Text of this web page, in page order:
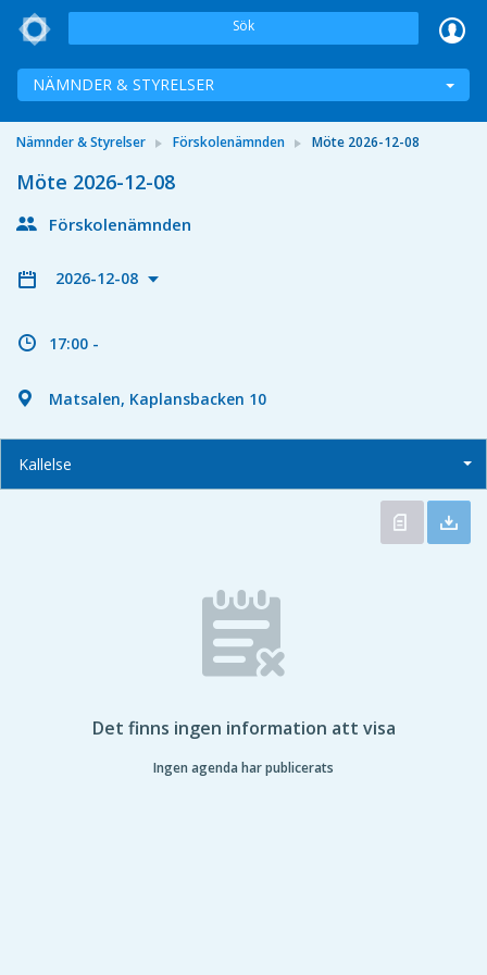
Sök
NÄMNDER & STYRELSER
Nämnder & Styrelser Förskolenämnden Möte 2026-12-08
Möte 2026-12-08
Förskolenämnden
2026-12-08
17:00 -
Matsalen, Kaplansbacken 10
Kallelse
Det finns ingen information att visa
Ingen agenda har publicerats